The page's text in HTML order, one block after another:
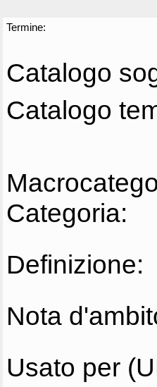
Termine:
Catalogo
Catalogo
Categoria:
Definizione:
Nota
Usato per